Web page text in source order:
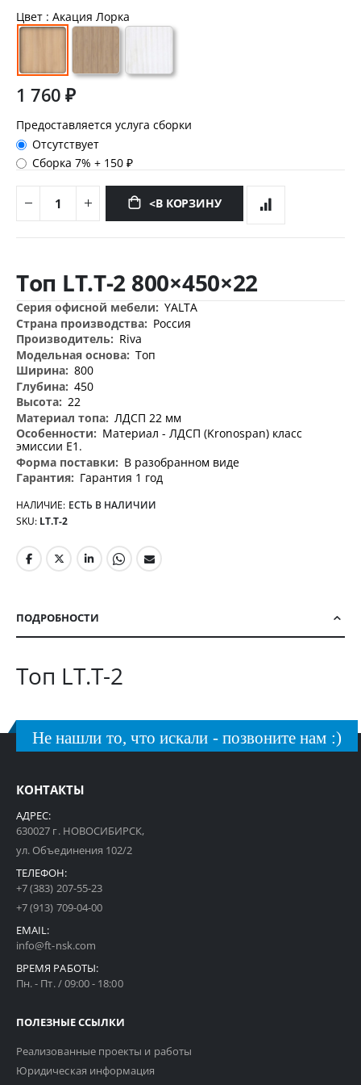
Цвет : Акация Лорка
1 760 ₽
Предоставляется услуга сборки
Отсутствует
Сборка 7%+ 150 ₽
<В КОРЗИНУ
началу
галереи
изображений
Топ LT.T-2 800×450×22
Дополнительная
информация
YALTA
Россия
Riva
Топ
800
450
22
ЛДСП 22 мм
Материал - ЛДСП (Kronospan) класс
эмиссии Е1.
В разобранном виде
Гарантия 1 год
НАЛИЧИЕ: ЕСТЬ В НАЛИЧИИ
SKU LT.T-2
ПОДРОБНОСТИ
Топ LT.T-2
Не нашли то, что искали - позвоните нам :)
КОНТАКТЫ
АДРЕС:
630027 г. НОВОСИБИРСК,
ул. Объединения 102/2
ТЕЛЕФОН:
+7 (383) 207-55-23
+7 (913) 709-04-00
EMAIL:
info@ft-nsk.com
ВРЕМЯ РАБОТЫ:
Пн. - Пт. / 09:00 - 18:00
ПОЛЕЗНЫЕ ССЫЛКИ
Реализованные проекты и работы
Юридическая информация